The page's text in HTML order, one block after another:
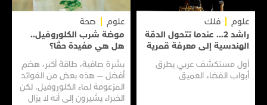
علوم
فلك
راشد 2... عندما تتحول الدقة
الهندسية إلى معرفة قمرية
أول مستكشف عربي يطرق
أبواب الفضاء العميق
علوم
صحة
موضة شرب الكلوروفيل..
هل هي مفيدة حقًا؟
بشرة صافية، طاقة أكبر، هضم
أفضل — هذه بعض من الفوائد
المزعومة لماء الكلوروفيل. لكن
الخبراء يشيرون إلى أنه لا يزال